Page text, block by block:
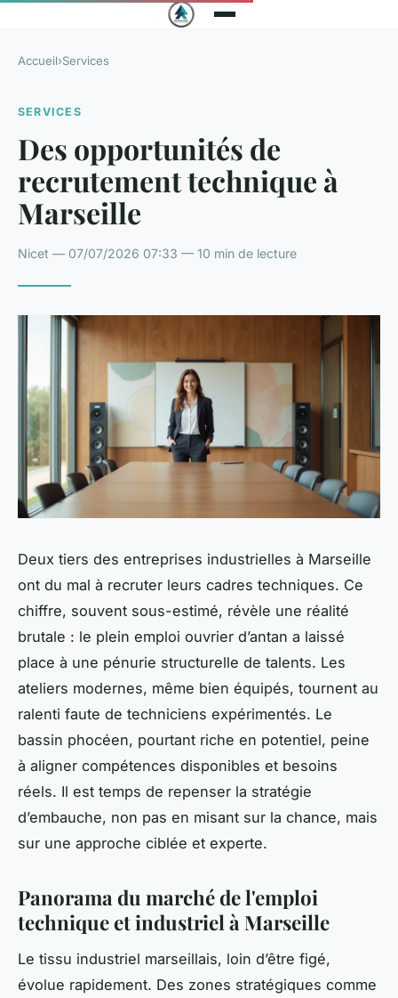
Accueil›Services
SERVICES
Des opportunités de
recrutement technique à
Marseille
Nicet — 07/07/2026 07:33 — 10 min de lecture
Deux tiers des entreprises industrielles à Marseille
ont du mal à recruter leurs cadres techniques. Ce
chiffre, souvent sous-estimé, révèle une réalité
brutale : le plein emploi ouvrier d’antan a laissé
place à une pénurie structurelle de talents. Les
ateliers modernes, même bien équipés, tournent au
ralenti faute de techniciens expérimentés. Le
bassin phocéen, pourtant riche en potentiel, peine
à aligner compétences disponibles et besoins
réels. Il est temps de repenser la stratégie
d’embauche, non pas en misant sur la chance, mais
sur une approche ciblée et experte.
Panorama du marché de l'emploi
technique et industriel à Marseille
Le tissu industriel marseillais, loin d’être figé,
évolue rapidement. Des zones stratégiques comme